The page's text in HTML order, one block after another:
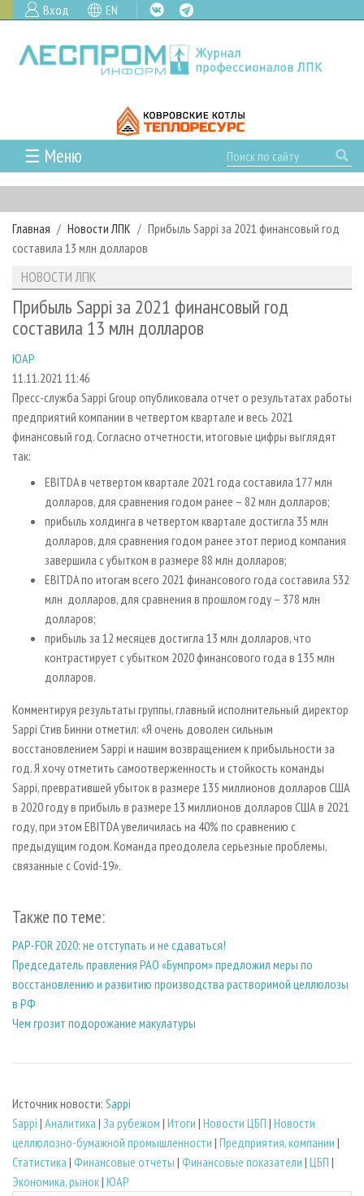
Вход EN
☰ Меню
ГЛАВНАЯ
РУБРИКИ И ТЕМЫ
РУБРИКИ ЖУРНАЛА
ЛЕСОЗАГОТОВКА
ЛЕСОПИЛЕНИЕ
СУШКА ДРЕВЕСИНЫ
ПРОИЗВОДСТВО ДРЕВЕСНЫХ ПЛИТ
ДЕРЕВЯННОЕ ДОМОСТРОЕНИЕ
БИОЭНЕРГЕТИКА
ЦБП
ИНСТРУМЕНТ И МАТЕРИАЛЫ
НОВОСТИ
НОВОСТИ ЛПК
НОВОСТИ ЖУРНАЛА
ПРОЕКТЫ ЛПИ
АНАЛИТИКА
ПРЕДПРИЯТИЯ ЛПК
ПЕРСОНЫ
МОБИЛЬНЫЕ ВЫСТАВКИ
ОФИЦИАЛЬНЫЕ ДЕЛЕГАЦИИ
RUSSIAN FORESTRY REVIEW
ГАЗЕТА ЛЕСПРОМФОРУМ
БИБЛИОТЕКА СПЕЦИАЛИСТА
АРХИВ
АРХИВ ЖУРНАЛОВ
О ЖУРНАЛЕ
КОНТАКТЫ
РЕКЛАМОДАТЕЛЯМ
РЕКЛАМА
РЕКЛАМА НА САЙТЕ
Главная Новости ЛПК
Прибыль Sappi за 2021 финансовый год
составила 13 млн долларов
НОВОСТИ ЛПК
Прибыль Sappi за 2021 финансовый год
составила 13 млн долларов
ЮАР
11.11.2021 11:46
Пресс-служба Sappi Group опубликовала отчет о результатах работы
предприятий компании в четвертом квартале и весь 2021
финансовый год. Согласно отчетности, итоговые цифры выглядят
так:
EBITDA в четвертом квартале 2021 года составила 177 млн
долларов, для сравнения годом ранее – 82 млн долларов;
прибыль холдинга в четвертом квартале достигла 35 млн
долларов, для сравнения годом ранее этот период компания
завершила с убытком в размере 88 млн долларов;
EBITDA по итогам всего 2021 финансового года составила 532
млн долларов, для сравнения в прошлом году – 378 млн
долларов;
прибыль за 12 месяцев достигла 13 млн долларов, что
контрастирует с убытком 2020 финансового года в 135 млн
долларов.
Комментируя результаты группы, главный исполнительный директор
Sappi Стив Бинни отметил: «Я очень доволен сильным
восстановлением Sappi и нашим возвращением к прибыльности за
год. Я хочу отметить самоотверженность и стойкость команды
Sappi, превратившей убыток в размере 135 миллионов долларов США
в 2020 году в прибыль в размере 13 миллионов долларов США в 2021
году, при этом EBITDA увеличилась на 40% по сравнению с
предыдущим годом. Команда преодолела серьезные проблемы,
связанные с Covid-19».
Также по теме:
PAP-FOR 2020: не отступать и не сдаваться!
Председатель правления РАО «Бумпром» предложил меры по
восстановлению и развитию производства растворимой целлюлозы
в РФ
Чем грозит подорожание макулатуры
Источник новости: Sappi
Sappi | Аналитика | За рубежом | Итоги | Новости ЦБП | Новости
целлюлозно-бумажной промышленности | Предприятия, компании |
Статистика | Финансовые отчеты | Финансовые показатели | ЦБП |
Экономика, рынок| ЮАР